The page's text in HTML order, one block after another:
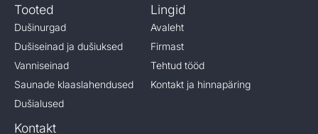
Tooted
Dušinurgad
Dušiseinad ja dušiuksed
Vanniseinad
Saunade klaaslahendused
Dušialused
Lingid
Avaleht
Firmast
Tehtud tööd
Kontakt ja hinnapäring
Kontakt